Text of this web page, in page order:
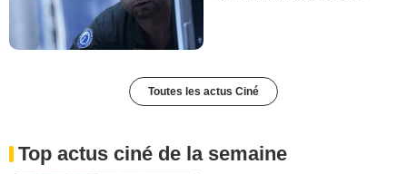
Toutes les actus Ciné
Top actus ciné de la semaine